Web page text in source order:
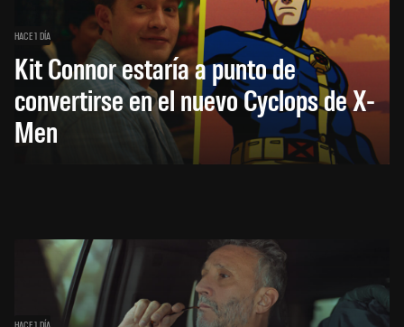
HACE 1 DÍA
Kit Connor estaría a punto de
convertirse en el nuevo Cyclops de X-
Men
HACE 1 DÍA